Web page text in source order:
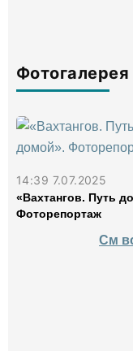
Фотогалерея
14:39 7.07.2025
«Вахтангов. Путь
Фоторепортаж
См